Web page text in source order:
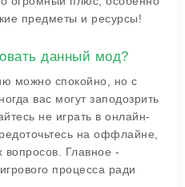
предметы и ресурсы!
данный мод?
можно спокойно, но с
вас могут заподозрить
не играть в онлайн-
на оффлайне,
Главное -
процесса ради